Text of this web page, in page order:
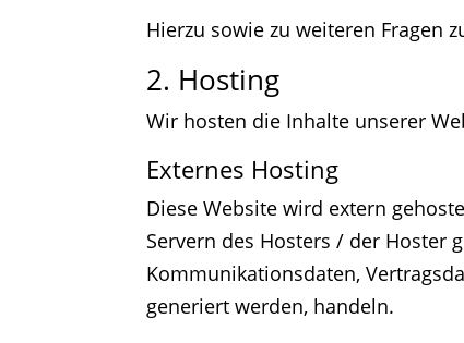
Hierzu sowie zu weiteren Fragen
2. Hosting
Wir hosten die Inhalte unserer
Externes Hosting
Diese Website wird extern
Servern des Hosters / der Hoster
Kommunikationsdaten,
generiert werden, handeln.